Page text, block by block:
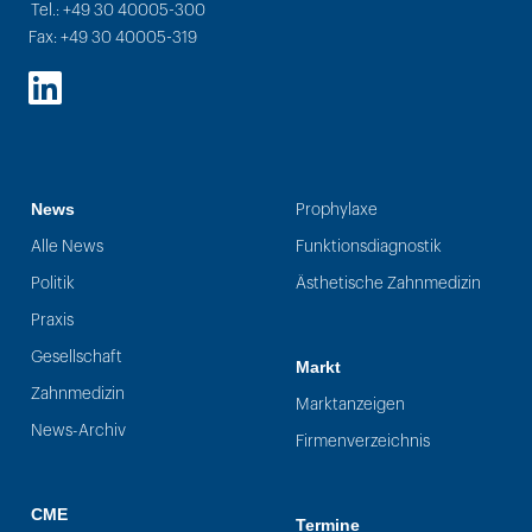
Tel.: +49 30 40005-300
Fax: +49 30 40005-319
LinkedIn
News
Alle News
Politik
Praxis
Gesellschaft
Zahnmedizin
News-Archiv
CME
Prophylaxe
Funktionsdiagnostik
Ästhetische Zahnmedizin
Markt
Marktanzeigen
Firmenverzeichnis
Termine